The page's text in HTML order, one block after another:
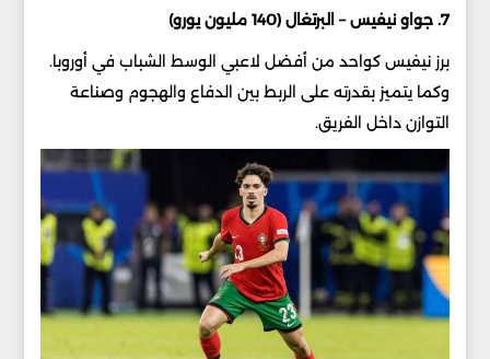
7. جواو نيفيس – البرتغال (140 مليون يورو)
برز نيفيس كواحد من أفضل لاعبي الوسط الشباب في أوروبا.
وكما يتميز بقدرته على الربط بين الدفاع والهجوم وصناعة
التوازن داخل الفريق.